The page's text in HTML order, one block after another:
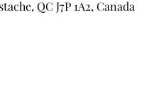
QC J7P 1A2, Canada